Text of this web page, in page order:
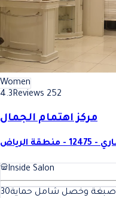
Women
4.3Reviews 252
مركز اهتمام الجمال
Inside Salon
صبغة وخصل شامل حماية30